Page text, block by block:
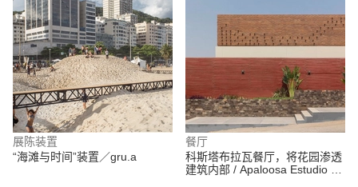
展陈装置
“海滩与时间”装置／gru.a
餐厅
科斯塔布拉瓦餐厅，将花园渗透
建筑内部 / Apaloosa Estudio de